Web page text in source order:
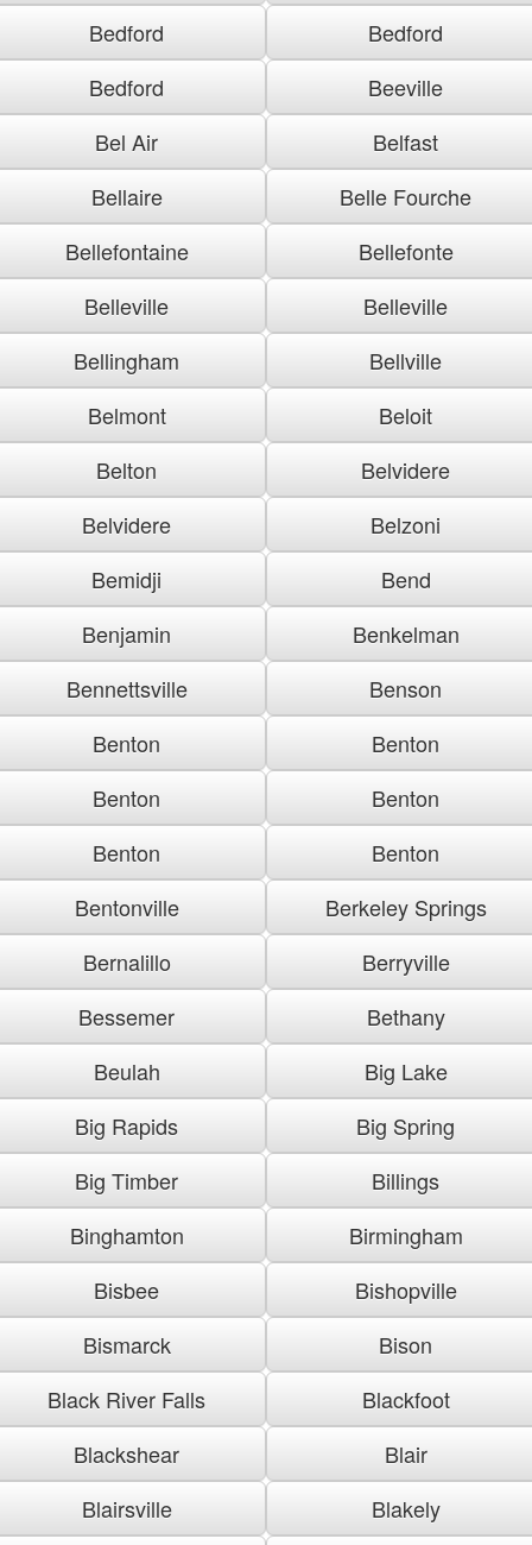
Bedford
Bedford
Bedford
Beeville
Bel Air
Belfast
Bellaire
Belle Fourche
Bellefontaine
Bellefonte
Belleville
Belleville
Bellingham
Bellville
Belmont
Beloit
Belton
Belvidere
Belvidere
Belzoni
Bemidji
Bend
Benjamin
Benkelman
Bennettsville
Benson
Benton
Benton
Benton
Benton
Benton
Benton
Bentonville
Berkeley Springs
Bernalillo
Berryville
Bessemer
Bethany
Beulah
Big Lake
Big Rapids
Big Spring
Big Timber
Billings
Binghamton
Birmingham
Bisbee
Bishopville
Bismarck
Bison
Black River Falls
Blackfoot
Blackshear
Blair
Blairsville
Blakely